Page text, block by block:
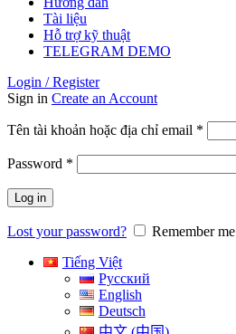
Tài liệu
Hỗ trợ kỹ thuật
TELEGRAM DEMO
Login / Register
Sign in Create an Account
Tên tài khoản hoặc địa chỉ email *
buộc
Password *
buộc
Log in
Lost your password?
Remember me
Tiếng Việt
Русский
English
Deutsch